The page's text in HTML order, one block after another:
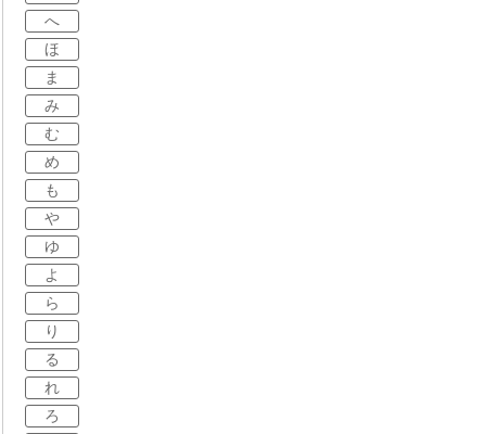
へ
ほ
ま
み
む
め
も
や
ゆ
よ
ら
り
る
れ
ろ